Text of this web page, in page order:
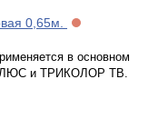
0,65м.
в основном
и ТРИКОЛОР ТВ.